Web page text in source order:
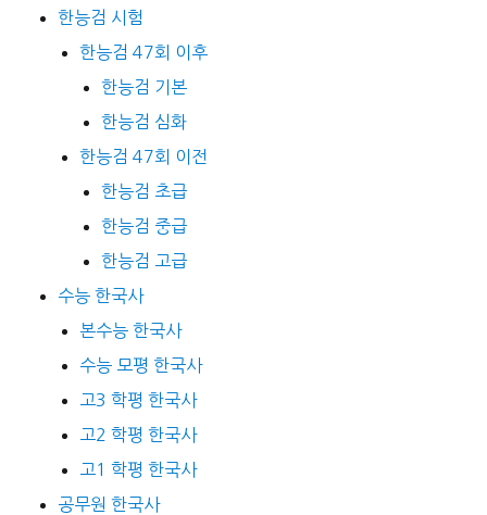
한능검 시험
한능검 47회 이후
한능검 기본
한능검 심화
한능검 47회 이전
한능검 초급
한능검 중급
한능검 고급
수능 한국사
본수능 한국사
수능 모평 한국사
고3 학평 한국사
고2 학평 한국사
고1 학평 한국사
공무원 한국사